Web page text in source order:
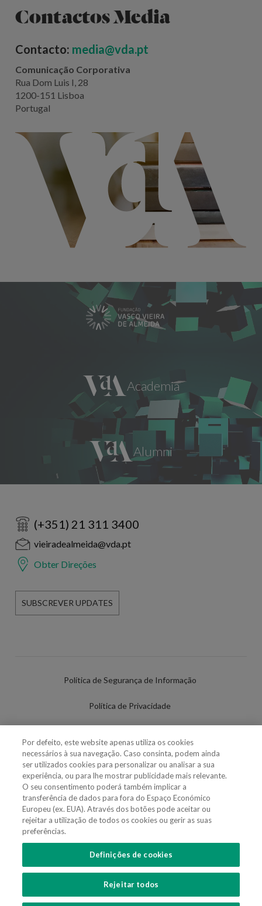
Contactos Media
Contacto: media@vda.pt
Comunicação Corporativa
Rua Dom Luis I, 28
1200-151 Lisboa
Portugal
(+351) 21 311 3400
vieiradealmeida@vda.pt
Obter Direções
SUBSCREVER UPDATES
Política de Segurança de Informação
Política de Privacidade
Política de Cookies
Definições de cookies
Uso Fraudulento Nome/Marca
SIGA-NOS
Advogados e Consultores, SP RL. Todos os direitos reservados.
Por defeito, este website apenas utiliza os cookies
necessários à sua navegação. Caso consinta, podem ainda
ser utilizados cookies para personalizar ou analisar a sua
experiência, ou para lhe mostrar publicidade mais relevante.
O seu consentimento poderá também implicar a
transferência de dados para fora do Espaço Económico
Europeu (ex. EUA). Através dos botões pode aceitar ou
rejeitar a utilização de todos os cookies ou gerir as suas
preferências.
Definições de cookies
Rejeitar todos